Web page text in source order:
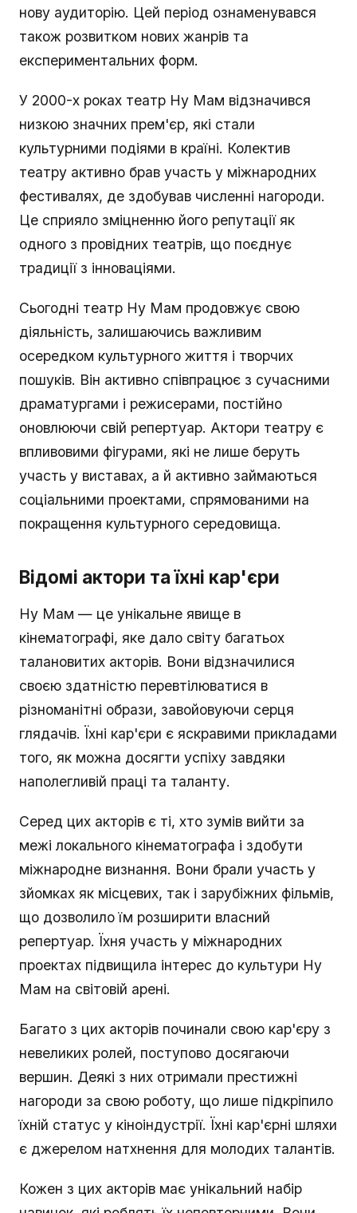
нову аудиторію. Цей період ознаменувався
також розвитком нових жанрів та
експериментальних форм.
У 2000-х роках театр Ну Мам відзначився
низкою значних прем'єр, які стали
культурними подіями в країні. Колектив
театру активно брав участь у міжнародних
фестивалях, де здобував численні нагороди.
Це сприяло зміцненню його репутації як
одного з провідних театрів, що поєднує
традиції з інноваціями.
Сьогодні театр Ну Мам продовжує свою
діяльність, залишаючись важливим
осередком культурного життя і творчих
пошуків. Він активно співпрацює з сучасними
драматургами і режисерами, постійно
оновлюючи свій репертуар. Актори театру є
впливовими фігурами, які не лише беруть
участь у виставах, а й активно займаються
соціальними проектами, спрямованими на
покращення культурного середовища.
Відомі актори та їхні кар'єри
Ну Мам — це унікальне явище в
кінематографі, яке дало світу багатьох
талановитих акторів. Вони відзначилися
своєю здатністю перевтілюватися в
різноманітні образи, завойовуючи серця
глядачів. Їхні кар'єри є яскравими прикладами
того, як можна досягти успіху завдяки
наполегливій праці та таланту.
Серед цих акторів є ті, хто зумів вийти за
межі локального кінематографа і здобути
міжнародне визнання. Вони брали участь у
зйомках як місцевих, так і зарубіжних фільмів,
що дозволило їм розширити власний
репертуар. Їхня участь у міжнародних
проектах підвищила інтерес до культури Ну
Мам на світовій арені.
Багато з цих акторів починали свою кар'єру з
невеликих ролей, поступово досягаючи
вершин. Деякі з них отримали престижні
нагороди за свою роботу, що лише підкріпило
їхній статус у кіноіндустрії. Їхні кар'єрні шляхи
є джерелом натхнення для молодих талантів.
Кожен з цих акторів має унікальний набір